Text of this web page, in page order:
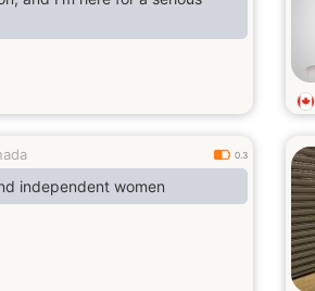
0.3
independent women